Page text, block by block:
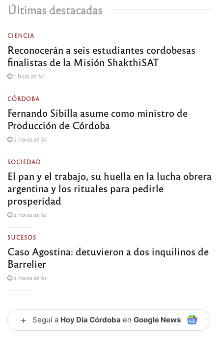
Últimas destacadas
CIENCIA
Reconocerán a seis estudiantes cordobesas
finalistas de la Misión ShakthiSAT
1 hora atrás
CÓRDOBA
Fernando Sibilla asume como ministro de
Producción de Córdoba
2 horas atrás
SOCIEDAD
El pan y el trabajo, su huella en la lucha obrera
argentina y los rituales para pedirle
prosperidad
2 horas atrás
SUCESOS
Caso Agostina: detuvieron a dos inquilinos de
Barrelier
2 horas atrás
+ Seguí a Hoy Día Córdoba en Google News